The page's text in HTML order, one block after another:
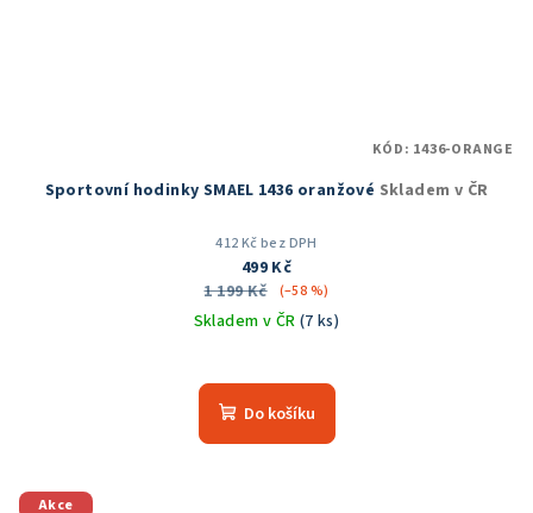
Sportovní hodinky SMAEL 1436 oranžové Skladem v ČR
412 Kč bez DPH
499 Kč
1 199 Kč
(–58 %)
Skladem v ČR (7 ks)
Do košíku
KÓD: 1436-ORANGE
Akce